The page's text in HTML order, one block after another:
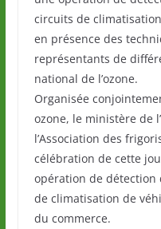
circuits de
en présence des
représentants de
national de l’ozone.
Organisée
ozone, le ministère de
l’Association des
célébration de cette
opération de détection
de climatisation de
du commerce.